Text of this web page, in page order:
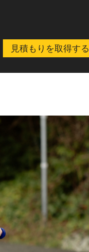
見積もりを取得する